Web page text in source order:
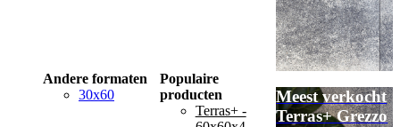
Andere formaten
30x60
Populaire
producten
Terras+ -
Meest verkocht
Terras+ Grezzo